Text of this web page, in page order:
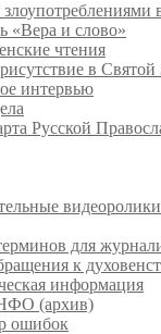
злоупотреблениями
«Вера и слово»
чтения
в Святой
интервью
Русской
видеоролики
для
к
информация
(архив)
ошибок